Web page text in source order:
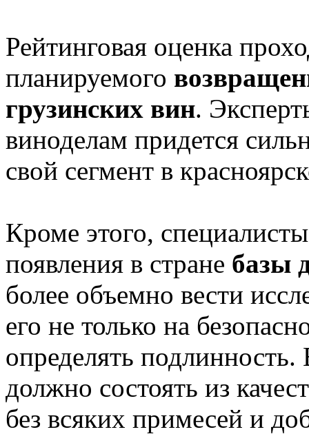
Рейтинговая оценка
планируемого
грузинских вин.
виноделам придется
свой сегмент в
Кроме этого,
появления в стране базы
более объемно вести
его не только на
определять
должно состоять из
без всяких примесей и